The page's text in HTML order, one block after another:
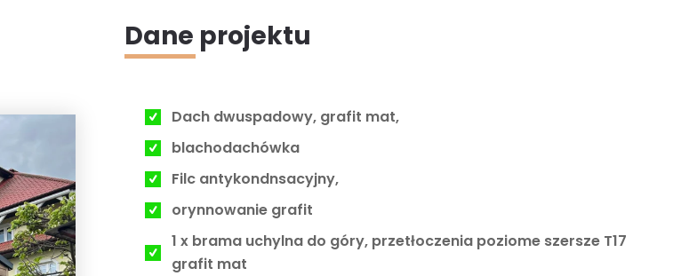
Dane projektu
Dach dwuspadowy, grafit mat,
blachodachówka
Filc antykondnsacyjny,
orynnowanie grafit
1 x brama uchylna do góry, przetłoczenia poziome szersze T17
grafit mat